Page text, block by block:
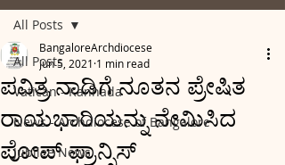
All Posts
Vatican - Kannada
News - Archdiocese of Bangalore
Jubilee News
All Posts
ಪವಿತ್ರ ನಾಡಿಗೆ ನೂತನ ಪ್ರೇಷಿತ
ರಾಯಭಾರಿಯನ್ನು ನೇಮಿಸಿದ
ಪೋಪ್ ಫ್ರಾನ್ಸಿಸ್
BangaloreArchdiocese
Jun 5, 2021 1 min read